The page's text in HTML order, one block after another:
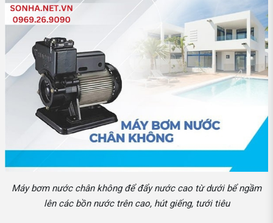
Máy bơm nước chân không để đẩy nước cao từ dưới bể ngầm
lên các bồn nước trên cao, hút giếng, tưới tiêu